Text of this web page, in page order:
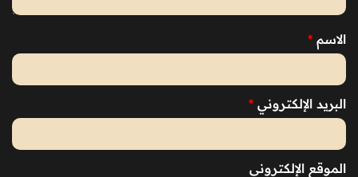
الاسم *
البريد الإلكتروني *
الموقع الإلكتروني